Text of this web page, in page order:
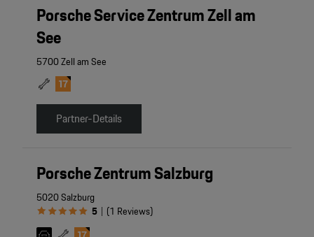
Porsche Service Zentrum Zell am
See
5700 Zell am See
Partner-Details
Porsche Zentrum Salzburg
5020 Salzburg
5 | (1 Reviews)